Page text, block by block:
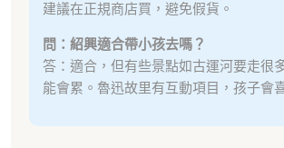
建議在正規商店買，避免假貨。
問：紹興適合帶小孩去嗎？
答：適合，但有些景點如古運河要走很
能會累。魯迅故里有互動項目，孩子會